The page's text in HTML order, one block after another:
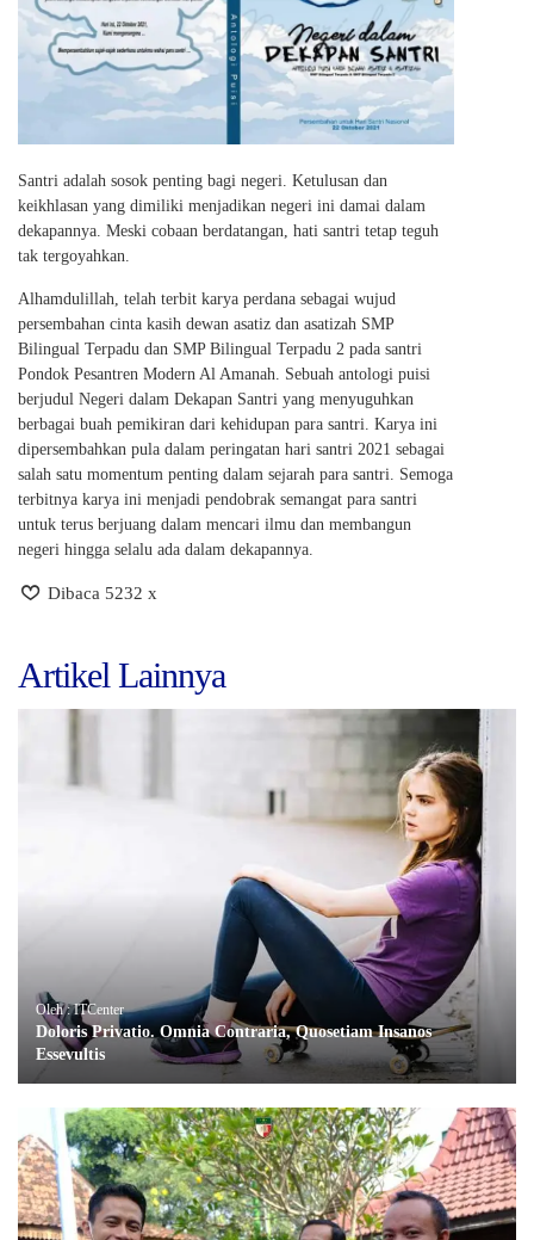
Santri adalah sosok penting bagi negeri. Ketulusan dan
keikhlasan yang dimiliki menjadikan negeri ini damai dalam
dekapannya. Meski cobaan berdatangan, hati santri tetap teguh
tak tergoyahkan.
Alhamdulillah, telah terbit karya perdana sebagai wujud
persembahan cinta kasih dewan asatiz dan asatizah SMP
Bilingual Terpadu dan SMP Bilingual Terpadu 2 pada santri
Pondok Pesantren Modern Al Amanah. Sebuah antologi puisi
berjudul Negeri dalam Dekapan Santri yang menyuguhkan
berbagai buah pemikiran dari kehidupan para santri. Karya ini
dipersembahkan pula dalam peringatan hari santri 2021 sebagai
salah satu momentum penting dalam sejarah para santri. Semoga
terbitnya karya ini menjadi pendobrak semangat para santri
untuk terus berjuang dalam mencari ilmu dan membangun
negeri hingga selalu ada dalam dekapannya.
Dibaca 5232 x
Artikel Lainnya
Oleh : ITCenter
Doloris Privatio. Omnia Contraria, Quosetiam Insanos
Essevultis